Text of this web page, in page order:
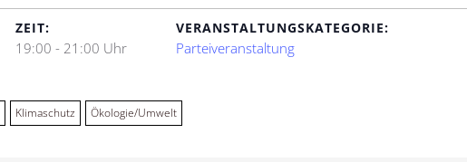
ZEIT:
19:00 - 21:00 Uhr
VERANSTALTUNGSKATEGORIE:
Parteiveranstaltung
Klimaschutz Ökologie/Umwelt